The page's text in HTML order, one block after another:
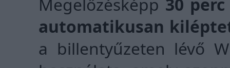
automatikusan
a billentyűzeten lévő